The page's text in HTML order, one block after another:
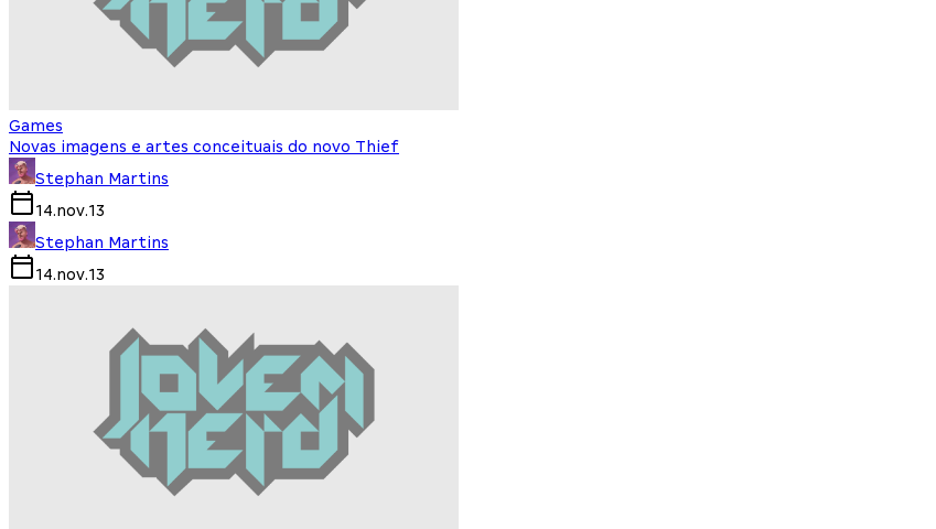
Games
Novas imagens e artes conceituais do novo Thief
Stephan Martins
14.nov.13
Stephan Martins
14.nov.13